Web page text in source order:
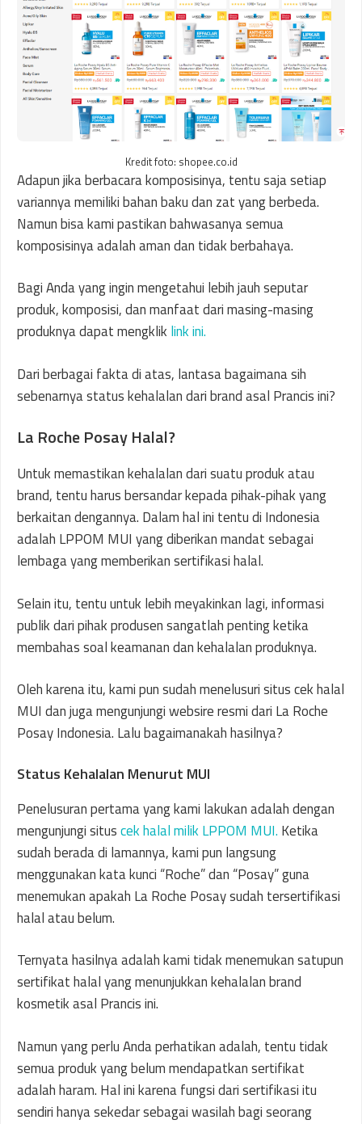
Kredit foto: shopee.co.id
Adapun jika berbacara komposisinya, tentu saja setiap
variannya memiliki bahan baku dan zat yang berbeda.
Namun bisa kami pastikan bahwasanya semua
komposisinya adalah aman dan tidak berbahaya.
Bagi Anda yang ingin mengetahui lebih jauh seputar
produk, komposisi, dan manfaat dari masing-masing
produknya dapat mengklik link ini.
Dari berbagai fakta di atas, lantasa bagaimana sih
sebenarnya status kehalalan dari brand asal Prancis ini?
La Roche Posay Halal?
Untuk memastikan kehalalan dari suatu produk atau
brand, tentu harus bersandar kepada pihak-pihak yang
berkaitan dengannya. Dalam hal ini tentu di Indonesia
adalah LPPOM MUI yang diberikan mandat sebagai
lembaga yang memberikan sertifikasi halal.
Selain itu, tentu untuk lebih meyakinkan lagi, informasi
publik dari pihak produsen sangatlah penting ketika
membahas soal keamanan dan kehalalan produknya.
Oleh karena itu, kami pun sudah menelusuri situs cek halal
MUI dan juga mengunjungi websire resmi dari La Roche
Posay Indonesia. Lalu bagaimanakah hasilnya?
Status Kehalalan Menurut MUI
Penelusuran pertama yang kami lakukan adalah dengan
mengunjungi situscek halal milik LPPOM MUI. Ketika
sudah berada di lamannya, kami pun langsung
menggunakan kata kunci “Roche” dan “Posay” guna
menemukan apakah La Roche Posay sudah tersertifikasi
halal atau belum.
Ternyata hasilnya adalah kami tidak menemukan satupun
sertifikat halal yang menunjukkan kehalalan brand
kosmetik asal Prancis ini.
Namun yang perlu Anda perhatikan adalah, tentu tidak
semua produk yang belum mendapatkan sertifikat
adalah haram. Hal ini karena fungsi dari sertifikasi itu
sendiri hanya sekedar sebagai wasilah bagi seorang